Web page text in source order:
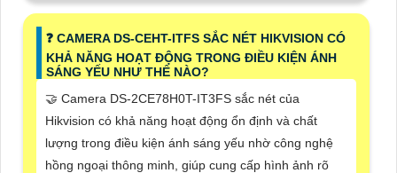
❓ CAMERA DS-CEHT-ITFS SẮC NÉT HIKVISION CÓ
KHẢ NĂNG HOẠT ĐỘNG TRONG ĐIỀU KIỆN ÁNH
SÁNG YẾU NHƯ THẾ NÀO?
🤝 Camera DS-2CE78H0T-IT3FS sắc nét của
Hikvision có khả năng hoạt động ổn định và chất
lượng trong điều kiện ánh sáng yếu nhờ công nghệ
hồng ngoại thông minh, giúp cung cấp hình ảnh rõ